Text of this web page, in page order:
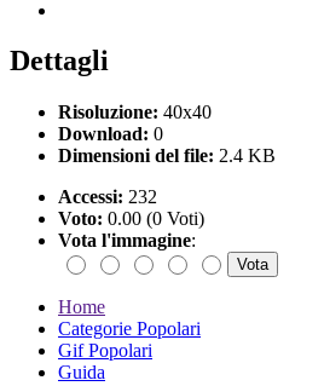
Dettagli
Risoluzione: 40x40
Download: 0
Dimensioni del file: 2.4 KB
Accessi: 232
Voto: 0.00 (0 Voti)
Vota l'immagine:
Home
Categorie Popolari
Gif Popolari
Guida